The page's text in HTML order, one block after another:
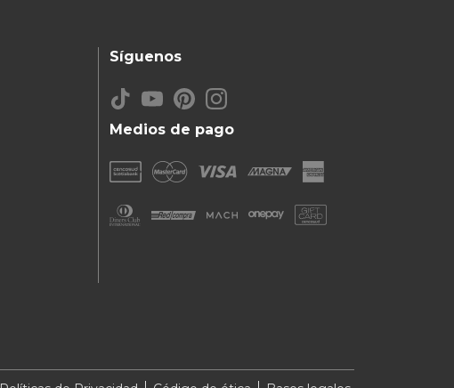
Medios de pago
Síguenos